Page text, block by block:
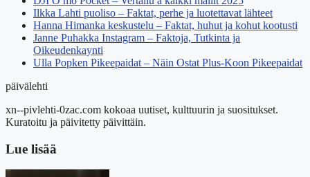
Ilkka Lahti puoliso – Faktat, perhe ja luotettavat lähteet
Hanna Himanka keskustelu – Faktat, huhut ja kohut kootusti
Janne Puhakka Instagram – Faktoja, Tutkinta ja
Oikeudenkaynti
Ulla Popken Pikeepaidat – Näin Ostat Plus-Koon Pikeepaidat
päivälehti
xn--pivlehti-0zac.com kokoaa uutiset, kulttuurin ja suositukset.
Kuratoitu ja päivitetty päivittäin.
Lue lisää